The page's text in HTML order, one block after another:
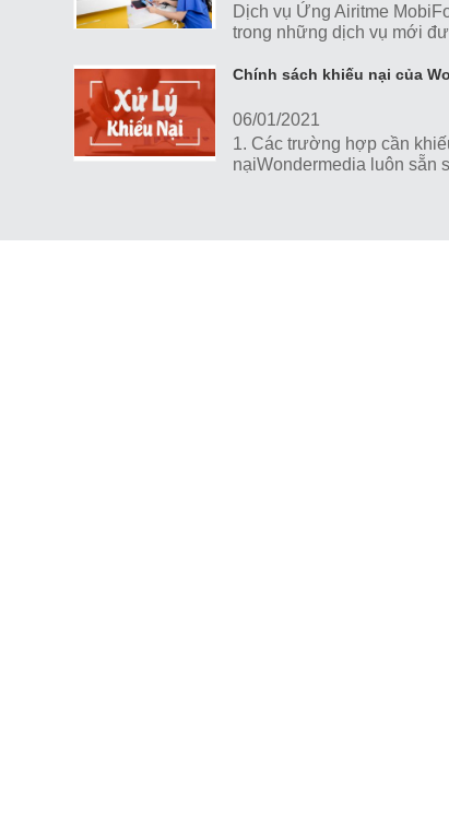
Dịch vụ Ứng Airitme
trong những dịch vụ mới
Chính sách khiếu nại của
06/01/2021
1. Các trường hợp cần
nạiWondermedia luôn sẵn